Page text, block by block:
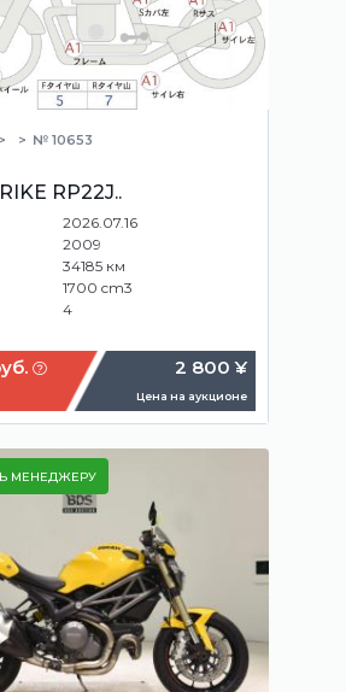
№ 10653
RP22J..
2026.07.16
2009
34185 км
1700 cm3
4
2 800 ¥
Цена на аукционе
МЕНЕДЖЕРУ